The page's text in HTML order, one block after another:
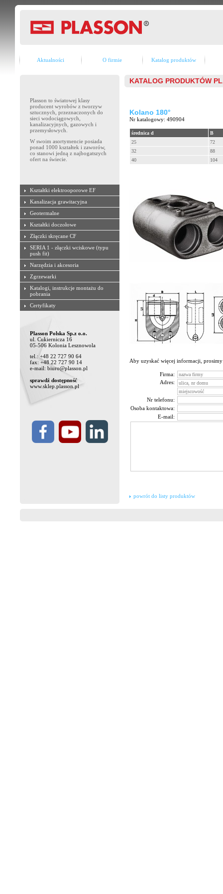
Aktualności O firmie Katalog produktów
Plasson to światowej klasy
producent wyrobów z tworzyw
sztucznych, przeznaczonych do
sieci wodociągowych,
kanalizacyjnych, gazowych i
przemysłowych.
W swoim asortymencie posiada
ponad 1000 kształtek i zaworów,
co stanowi jedną z najbogatszych
ofert na świecie.
Kształtki elektrooporowe EF
Kanalizacja grawitacyjna
Geotermalne
Kształtki doczołowe
Złączki skręcane CF
SERIA 1 - złączki wciskowe (typu
push fit)
Narzędzia i akcesoria
Zgrzewarki
Katalogi, instrukcje montażu do
pobrania
Certyfikaty
Plasson Polska Sp.z o.o.
ul. Cukiernicza 16
05-506 Kolonia Lesznowola
tel.: +48 22 727 90 64
fax: +48 22 727 90 14
e-mail: biuro@plasson.pl
sprawdź dostępność
www.sklep.plasson.pl
KATALOG PRODUKTÓW
Kolano 180°
Nr katalogowy: 490904
średnica d
B
25
72
32
88
40
104
Aby uzyskać więcej informacji,
Firma:
Adres:
Nr telefonu:
Osoba kontaktowa:
E-mail:
powrót do listy produktów